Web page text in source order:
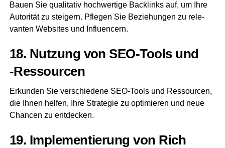
Bau­en Sie qua­li­ta­tiv hoch­wer­ti­ge Back­links auf, um Ihre
Auto­ri­tät zu stei­gern. Pfle­gen Sie Bezie­hun­gen zu rele­
van­ten Web­sites und Influencern.
18. Nut­zung von SEO-Tools und
‑Res­sour­cen
Erkun­den Sie ver­schie­de­ne SEO-Tools und Res­sour­cen,
die Ihnen hel­fen, Ihre Stra­te­gie zu opti­mie­ren und neue
Chan­cen zu entdecken.
19. Imple­men­tie­rung von Rich